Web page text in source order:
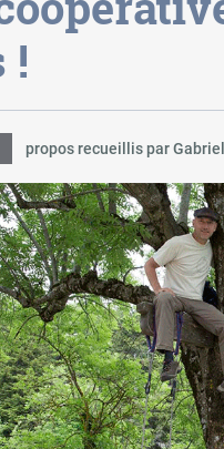
!
propos recueillis par